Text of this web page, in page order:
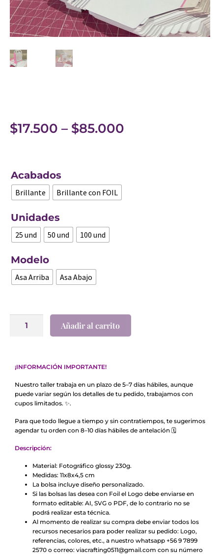
$17.500 – $85.000
Acabados
Brillante Brillante con FOIL
Unidades
25 und 50 und 100 und
Modelo
Asa Arriba Asa Abajo
Añadir al carrito
¡INFORMACIÓN IMPORTANTE!
Nuestro taller trabaja en un plazo de 5–7 días hábiles, aunque
puede variar según los detalles de tu pedido, trabajamos con
cupos limitados. ✨.
Para que todo llegue a tiempo y sin contratiempos, te sugerimos
agendar tu orden con 8–10 días hábiles de antelación 🗓️
Descripción:
Material: Fotográfico glossy 230g.
Medidas: 11x8x4,5 cm
La bolsa incluye diseño personalizado.
Si las bolsas las desea con Foil el Logo debe enviarse en
formato editable: AI, SVG o PDF, de lo contrario no se
podrá realizar esta técnica.
Al momento de realizar su compra debe enviar todos los
recursos necesarios para poder realizar su pedido: Logo,
referencias, colores, etc., a nuestro whatsapp +56 9 7899
2570 o correo: viacrafting0511@gmail.com con su número